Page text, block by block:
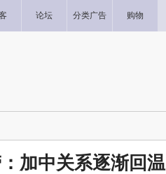
论坛 分类广告 购物
加中关系逐渐回温